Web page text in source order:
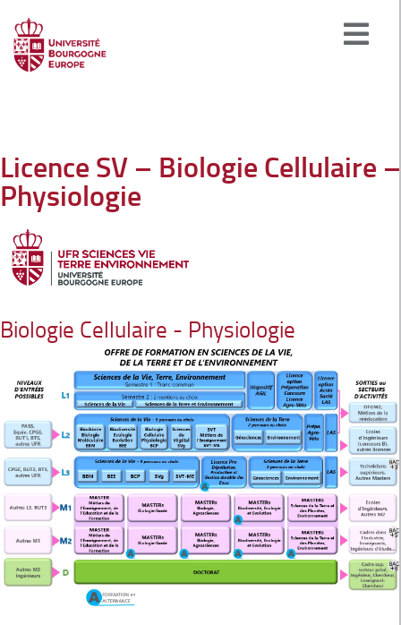
Licence SV – Biologie Cellulaire –
Physiologie
Biologie Cellulaire - Physiologie